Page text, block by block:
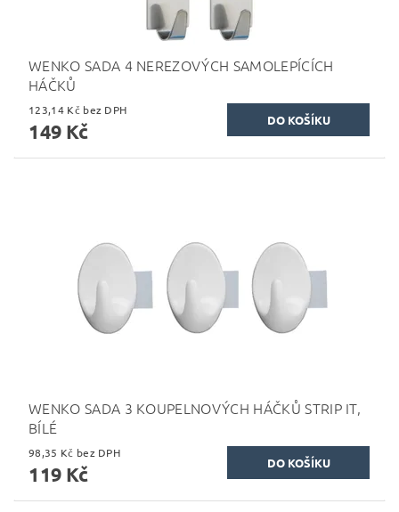
WENKO SADA 4 NEREZOVÝCH SAMOLEPÍCÍCH
HÁČKŮ
123,14 Kč bez DPH
149 Kč
WENKO SADA 3 KOUPELNOVÝCH HÁČKŮ STRIP IT,
BÍLÉ
98,35 Kč bez DPH
119 Kč